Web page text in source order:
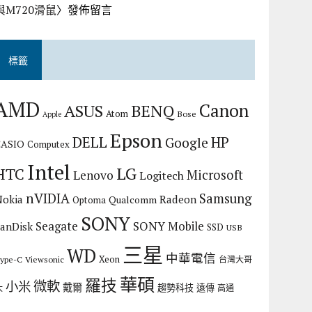
M720滑鼠〉發佈留言
標籤
Apple ASUS Atom BENQ Bose Canon
Computex DELLEpson Google HP
Intel Lenovo LGLogitechMicrosoft
nVIDIA Optoma Qualcomm Radeon Samsung
Seagate SONY SONY Mobile SSD USB
C Viewsonic WD Xeon 三星 中華電信 台灣大哥
小米微軟 戴爾 羅技華碩 趨勢科技 遠傳 高通